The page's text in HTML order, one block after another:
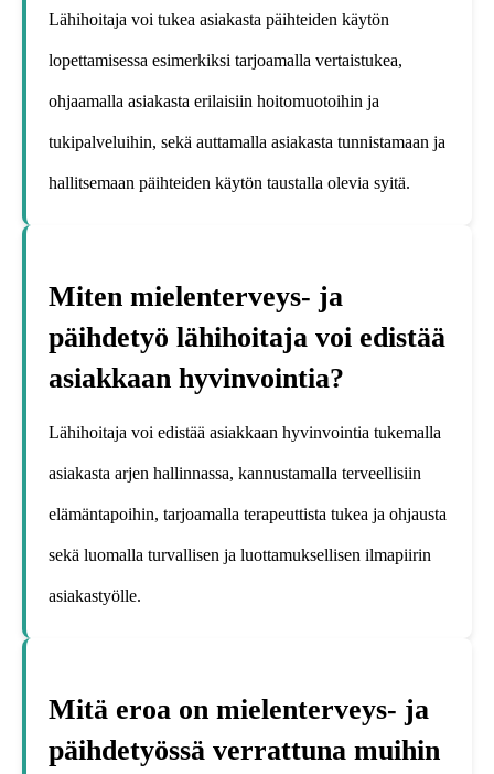
Lähihoitaja voi tukea asiakasta päihteiden käytön
lopettamisessa esimerkiksi tarjoamalla vertaistukea,
ohjaamalla asiakasta erilaisiin hoitomuotoihin ja
tukipalveluihin, sekä auttamalla asiakasta tunnistamaan ja
hallitsemaan päihteiden käytön taustalla olevia syitä.
Miten mielenterveys- ja
päihdetyö lähihoitaja voi edistää
asiakkaan hyvinvointia?
Lähihoitaja voi edistää asiakkaan hyvinvointia tukemalla
asiakasta arjen hallinnassa, kannustamalla terveellisiin
elämäntapoihin, tarjoamalla terapeuttista tukea ja ohjausta
sekä luomalla turvallisen ja luottamuksellisen ilmapiirin
asiakastyölle.
Mitä eroa on mielenterveys- ja
päihdetyössä verrattuna muihin